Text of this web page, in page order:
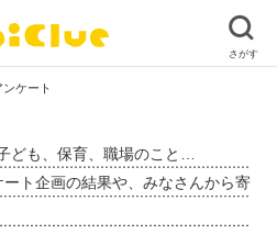
ンケート
ども、保育、職場のこと…
ト企画の結果や、みなさんから寄